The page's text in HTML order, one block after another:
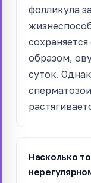
фолликула
образом,
суток.
Насколько